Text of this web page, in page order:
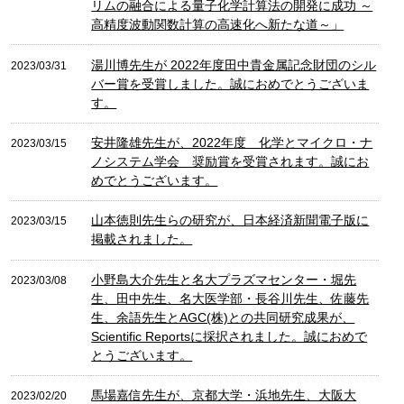
リムの融合による量子化学計算法の開発に成功 ～
高精度波動関数計算の高速化へ新たな道～」
2023/03/31
湯川博先生が 2022年度田中貴金属記念財団のシル
バー賞を受賞しました。誠におめでとうございま
す。
2023/03/15
安井隆雄先生が、2022年度 化学とマイクロ・ナ
ノシステム学会 奨励賞を受賞されます。誠にお
めでとうございます。
2023/03/15
山本徳則先生らの研究が、日本経済新聞電子版に
掲載されました。
2023/03/08
小野島大介先生と名大プラズマセンター・堀先
生、田中先生、名大医学部・長谷川先生、佐藤先
生、余語先生とAGC(株)との共同研究成果が、
Scientific Reportsに採択されました。誠におめで
とうございます。
2023/02/20
馬場嘉信先生が、京都大学・浜地先生、大阪大